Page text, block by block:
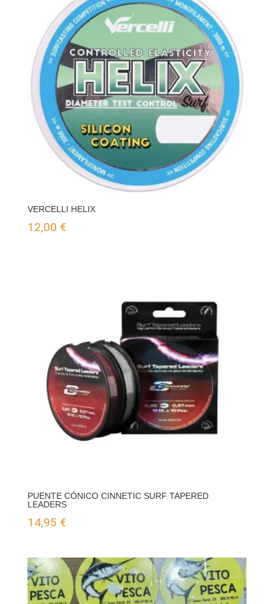
VERCELLI HELIX
12,00 €
PUENTE CÓNICO CINNETIC SURF TAPERED
LEADERS
14,95 €